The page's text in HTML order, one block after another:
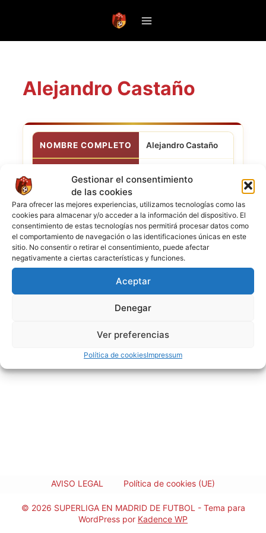
Gestionar el consentimiento
de las cookies
Para ofrecer las mejores experiencias, utilizamos tecnologías como las
cookies para almacenar y/o acceder a la información del dispositivo. El
consentimiento de estas tecnologías nos permitirá procesar datos como
el comportamiento de navegación o las identificaciones únicas en este
sitio. No consentir o retirar el consentimiento, puede afectar
negativamente a ciertas características y funciones.
Aceptar
Denegar
Ver preferencias
Política de cookiesImpressum
Alejandro Castaño
NOMBRE COMPLETO Alejandro Castaño
CLUB ACTUAL
FC
NACIONALIDAD
AVISO LEGAL Política de cookies (UE)
© 2026 SUPERLIGA EN MADRID DE FUTBOL - Tema para
WordPress por Kadence WP